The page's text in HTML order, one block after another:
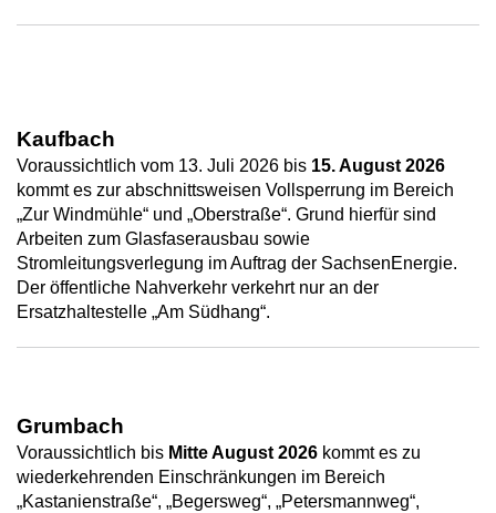
Kaufbach
Voraussichtlich vom 13. Juli 2026 bis 15. August 2026
kommt es zur abschnittsweisen Vollsperrung im Bereich
„Zur Windmühle“ und „Oberstraße“. Grund hierfür sind
Arbeiten zum Glasfaserausbau sowie
Stromleitungsverlegung im Auftrag der SachsenEnergie.
Der öffentliche Nahverkehr verkehrt nur an der
Ersatzhaltestelle „Am Südhang“.
Grumbach
Voraussichtlich bis Mitte August 2026 kommt es zu
wiederkehrenden Einschränkungen im Bereich
„Kastanienstraße“, „Begersweg“, „Petersmannweg“,